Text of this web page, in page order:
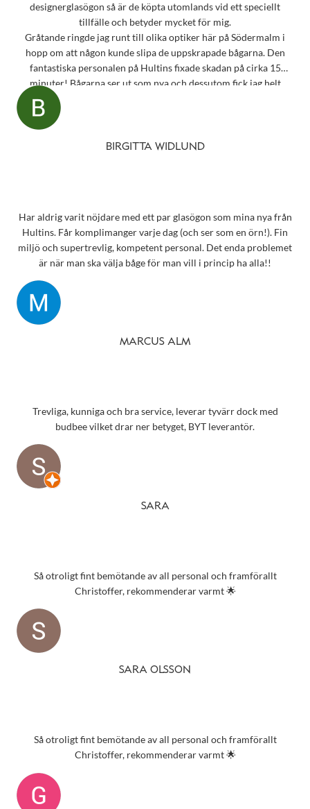
designerglasögon så är de köpta utomlands vid ett speciellt
tillfälle och betyder mycket för mig.
Gråtande ringde jag runt till olika optiker här på Södermalm i
hopp om att någon kunde slipa de uppskrapade bågarna. Den
fantastiska personalen på Hultins fixade skadan på cirka 15
minuter! Bågarna ser ut som nya och dessutom fick jag helt
oväntat en underbar gåva – ett sprillans nytt fodral från samma
märke som mina solglasögon! Vilken fantastisk service! Kommer
Snart behöver jag boka tid för en synundersökning och jag vet
BIRGITTA WIDLUND
Har aldrig varit nöjdare med ett par glasögon som mina nya från
Hultins. Får komplimanger varje dag (och ser som en örn!). Fin
miljö och supertrevlig, kompetent personal. Det enda problemet
är när man ska välja båge för man vill i princip ha alla!!
MARCUS ALM
Trevliga, kunniga och bra service, leverar tyvärr dock med
budbee vilket drar ner betyget, BYT leverantör.
SARA
Så otroligt fint bemötande av all personal och framförallt
Christoffer, rekommenderar varmt 🌟
SARA OLSSON
Så otroligt fint bemötande av all personal och framförallt
Christoffer, rekommenderar varmt 🌟